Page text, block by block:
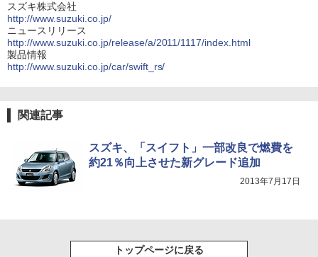
スズキ株式会社
http://www.suzuki.co.jp/
ニュースリリース
http://www.suzuki.co.jp/release/a/2011/1117/index.html
製品情報
http://www.suzuki.co.jp/car/swift_rs/
関連記事
スズキ、「スイフト」一部改良で燃費を
約21％向上させた新グレード追加
2013年7月17日
トップページに戻る